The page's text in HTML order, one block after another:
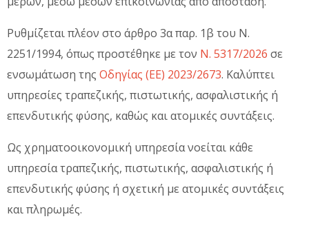
Ρυθμίζεται πλέον στο άρθρο 3α παρ. 1β του Ν.
2251/1994, όπως προστέθηκε με τον Ν. 5317/2026 σε
ενσωμάτωση της Οδηγίας (ΕΕ) 2023/2673. Καλύπτει
υπηρεσίες τραπεζικής, πιστωτικής, ασφαλιστικής ή
επενδυτικής φύσης, καθώς και ατομικές συντάξεις.
Ως χρηματοοικονομική υπηρεσία νοείται κάθε
υπηρεσία τραπεζικής, πιστωτικής, ασφαλιστικής ή
επενδυτικής φύσης ή σχετική με ατομικές συντάξεις
και πληρωμές.